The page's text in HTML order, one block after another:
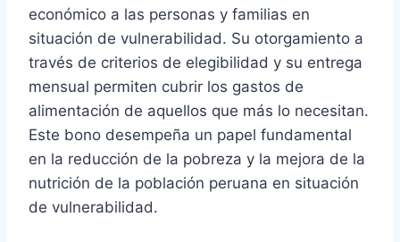
económico a las personas y familias en
situación de vulnerabilidad. Su otorgamiento a
través de criterios de elegibilidad y su entrega
mensual permiten cubrir los gastos de
alimentación de aquellos que más lo necesitan.
Este bono desempeña un papel fundamental
en la reducción de la pobreza y la mejora de la
nutrición de la población peruana en situación
de vulnerabilidad.